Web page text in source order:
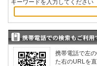
キーワードを入力してください
携帯電話で左
た右のURLを